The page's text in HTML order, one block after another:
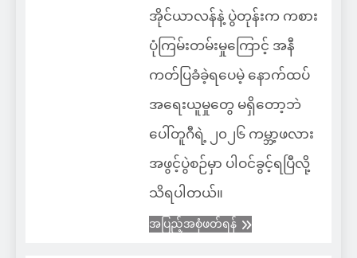
အိုင်ယာလန်နဲ့ ပွဲတုန်းက ကစား
ပုံကြမ်းတမ်းမှုကြောင့် အနီ
ကတ်ပြခံခဲ့ရပေမဲ့ နောက်ထပ်
အရေးယူမှုတွေ မရှိတော့ဘဲ
ပေါ်တူဂီရဲ့ ၂၀၂၆ ကမ္ဘာ့ဖလား
အဖွင့်ပွဲစဉ်မှာ ပါဝင်ခွင့်ရပြီလို့
သိရပါတယ်။
အပြည့်အစုံဖတ်ရန်